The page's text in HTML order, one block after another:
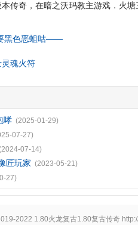
传奇，在暗之沃玛教主游戏．火塘
黑色恶蛆咕——
魂火符
哮 (2025-01-29)
07-27)
07-14)
匠玩家 (2023-05-21)
27)
2022 1.80火龙复古1.80复古传奇